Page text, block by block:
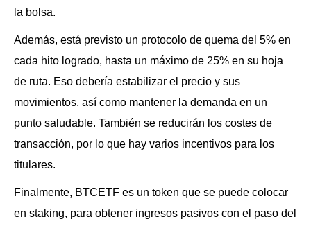
la bolsa.
Además, está previsto un protocolo de quema del 5% en
cada hito logrado, hasta un máximo de 25% en su hoja
de ruta. Eso debería estabilizar el precio y sus
movimientos, así como mantener la demanda en un
punto saludable. También se reducirán los costes de
transacción, por lo que hay varios incentivos para los
titulares.
Finalmente, BTCETF es un token que se puede colocar
en staking, para obtener ingresos pasivos con el paso del